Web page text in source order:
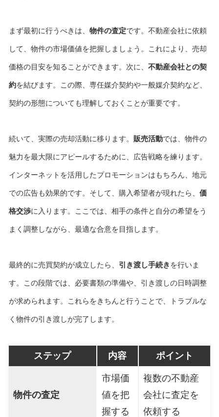
まず最初に行うべきは、 物件の査定です。不動産会社に依頼
して、物件の市場価値を把握しましょう。これにより、売却
価格の目安を知ることができます。次に、 不動産会社との契
約を結びます。この際、専任媒介契約や一般媒介契約など、
契約の形態についても理解しておくことが重要です。
続いて、実際の売却活動に移ります。 販売活動では、物件の
魅力を最大限にアピールするために、広告戦略を練ります。
インターネットを活用したプロモーションはもちろん、地元
での広告も効果的です。そして、購入希望者が現れたら、 価
格交渉に入ります。ここでは、相手の条件と自分の希望をう
まく調整しながら、最適な合意を目指します。
最終的に売買契約が成立したら、 引き渡し手続き を行いま
す。この段階では、必要書類の準備や、引き渡しの日時調整
が求められます。これらをきちんと行うことで、トラブルな
く物件の引き渡しが完了します。
ステップ 内容 ポイント
物件の査定
市場価
値を把
握する
複数の不動産
会社に査定を
依頼する